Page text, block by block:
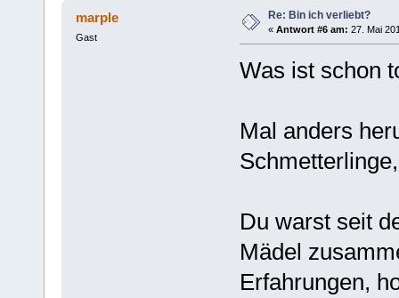
marple
Gast
Re: Bin ich verliebt?
« Antwort #6 am: 27. Mai
Was ist schon
Mal anders
Du warst seit
Mädel
Erfahrungen,